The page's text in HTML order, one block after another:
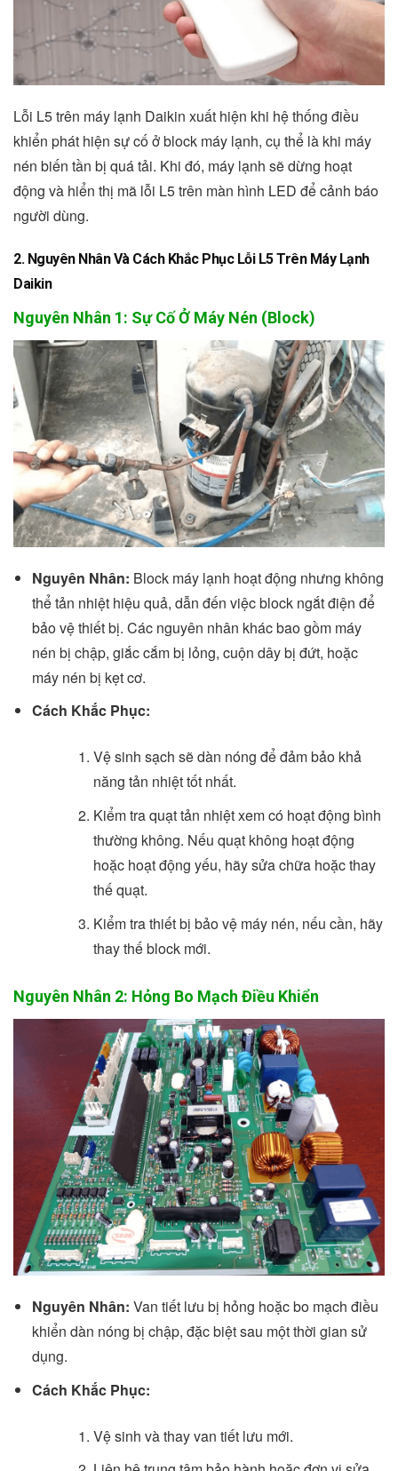
Lỗi L5 trên máy lạnh Daikin xuất hiện khi hệ thống điều
khiển phát hiện sự cố ở block máy lạnh, cụ thể là khi máy
nén biến tần bị quá tải. Khi đó, máy lạnh sẽ dừng hoạt
động và hiển thị mã lỗi L5 trên màn hình LED để cảnh báo
người dùng.
2. Nguyên Nhân Và Cách Khắc Phục Lỗi L5 Trên Máy Lạnh
Daikin
Nguyên Nhân 1: Sự Cố Ở Máy Nén (Block)
Nguyên Nhân: Block máy lạnh hoạt động nhưng không
thể tản nhiệt hiệu quả, dẫn đến việc block ngắt điện để
bảo vệ thiết bị. Các nguyên nhân khác bao gồm máy
nén bị chập, giắc cắm bị lỏng, cuộn dây bị đứt, hoặc
máy nén bị kẹt cơ.
Cách Khắc Phục:
Vệ sinh sạch sẽ dàn nóng để đảm bảo khả
năng tản nhiệt tốt nhất.
Kiểm tra quạt tản nhiệt xem có hoạt động bình
thường không. Nếu quạt không hoạt động
hoặc hoạt động yếu, hãy sửa chữa hoặc thay
thế quạt.
Kiểm tra thiết bị bảo vệ máy nén, nếu cần, hãy
thay thế block mới.
Nguyên Nhân 2: Hỏng Bo Mạch Điều Khiển
Nguyên Nhân: Van tiết lưu bị hỏng hoặc bo mạch điều
khiển dàn nóng bị chập, đặc biệt sau một thời gian sử
dụng.
Cách Khắc Phục:
Vệ sinh và thay van tiết lưu mới.